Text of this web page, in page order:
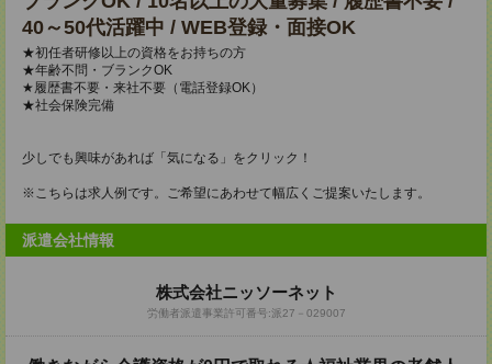
40～50代活躍中 / WEB登録・面接OK
★初任者研修以上の資格をお持ちの方
★年齢不問・ブランクOK
★履歴書不要・来社不要（電話登録OK）
★社会保険完備
少しでも興味があれば「気になる」をクリック！
※こちらは求人例です。ご希望にあわせて幅広くご提案いたします。
派遣会社情報
株式会社ニッソーネット
労働者派遣事業許可番号:派27－029007